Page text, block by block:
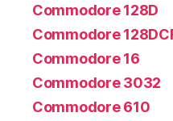
Commodore 128D
Commodore
Commodore 16
Commodore 3032
Commodore 610